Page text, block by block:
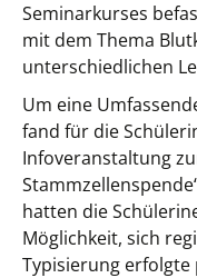
Seminarkurses
mit dem Thema
unterschiedlichen
Um eine
fand für die
Infoveranstaltung
hatten die
Möglichkeit, sich
Typisierung